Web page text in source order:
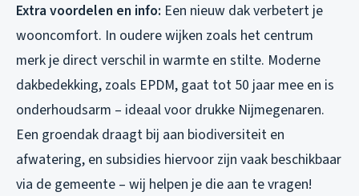
Extra voordelen en info: Een nieuw dak verbetert je
wooncomfort. In oudere wijken zoals het centrum
merk je direct verschil in warmte en stilte. Moderne
dakbedekking, zoals EPDM, gaat tot 50 jaar mee en is
onderhoudsarm – ideaal voor drukke Nijmegenaren.
Een groendak draagt bij aan biodiversiteit en
afwatering, en subsidies hiervoor zijn vaak beschikbaar
via de gemeente – wij helpen je die aan te vragen!